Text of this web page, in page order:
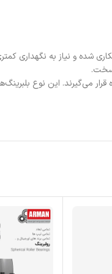
شده و نیاز به نگهداری
سخت.
می‌گیرند. این نوع